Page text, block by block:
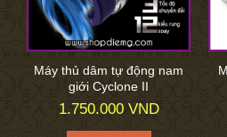
Máy thủ dâm tự động nam
giới Cyclone II
1.750.000 VND